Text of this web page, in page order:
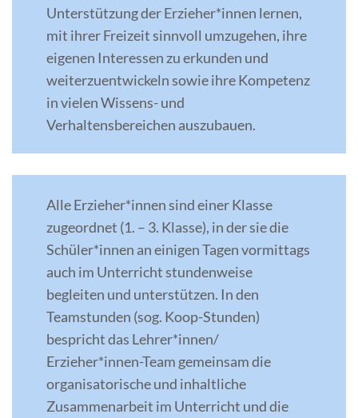
Unterstützung der Erzieher*innen lernen,
mit ihrer Freizeit sinnvoll umzugehen, ihre
eigenen Interessen zu erkunden und
weiterzuentwickeln sowie ihre Kompetenz
in vielen Wissens- und
Verhaltensbereichen auszubauen.
Alle Erzieher*innen sind einer Klasse
zugeordnet (1. – 3. Klasse), in der sie die
Schüler*innen an einigen Tagen vormittags
auch im Unterricht stundenweise
begleiten und unterstützen. In den
Teamstunden (sog. Koop-Stunden)
bespricht das Lehrer*innen/
Erzieher*innen-Team gemeinsam die
organisatorische und inhaltliche
Zusammenarbeit im Unterricht und die